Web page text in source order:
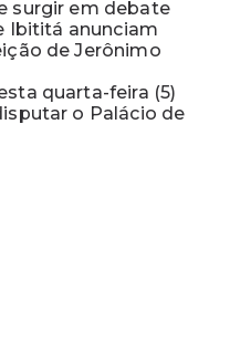
surgir em debate
Ibititá anunciam
de Jerônimo
quarta-feira (5)
o Palácio de